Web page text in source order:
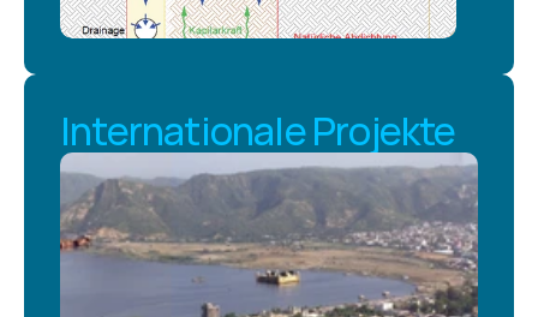
Internationale Projekte